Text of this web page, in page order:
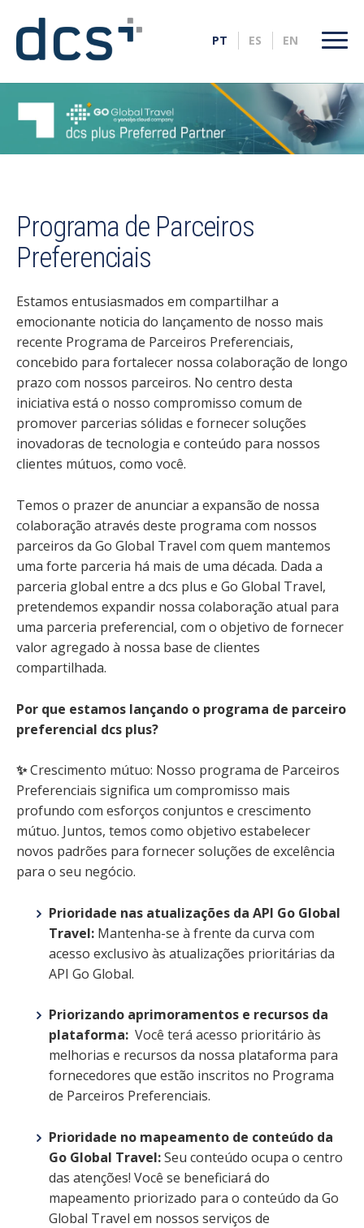
Programa de Parceiros
Preferenciais
Estamos entusiasmados em compartilhar a
emocionante noticia do lançamento de nosso mais
recente Programa de Parceiros Preferenciais,
concebido para fortalecer nossa colaboração de longo
prazo com nossos parceiros. No centro desta
iniciativa está o nosso compromisso comum de
promover parcerias sólidas e fornecer soluções
inovadoras de tecnologia e conteúdo para nossos
clientes mútuos, como você.
Temos o prazer de anunciar a expansão de nossa
colaboração através deste programa com nossos
parceiros da Go Global Travel com quem mantemos
uma forte parceria há mais de uma década. Dada a
parceria global entre a dcs plus e Go Global Travel,
pretendemos expandir nossa colaboração atual para
uma parceria preferencial, com o objetivo de fornecer
valor agregado à nossa base de clientes
compartilhada.
Por que estamos lançando o programa de parceiro
preferencial dcs plus?
✨Crescimento mútuo: Nosso programa de Parceiros
Preferenciais significa um compromisso mais
profundo com esforços conjuntos e crescimento
mútuo. Juntos, temos como objetivo estabelecer
novos padrões para fornecer soluções de excelência
para o seu negócio.
Prioridade nas atualizações da API Go Global
Travel: Mantenha-se à frente da curva com
acesso exclusivo às atualizações prioritárias da
API Go Global.
Priorizando aprimoramentos e recursos da
plataforma: Você terá acesso prioritário às
melhorias e recursos da nossa plataforma para
fornecedores que estão inscritos no Programa
de Parceiros Preferenciais.
Prioridade no mapeamento de conteúdo da
Go Global Travel:Seu conteúdo ocupa o centro
das atenções! Você se beneficiará do
mapeamento priorizado para o conteúdo da Go
Global Travel em nossos serviços de